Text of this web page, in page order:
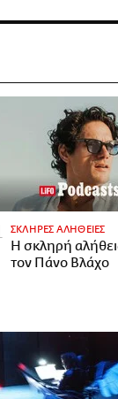
ΣΚΛΗΡΕΣ ΑΛΗΘΕΙΕΣ
H σκληρή
τον Πάνο Βλάχο